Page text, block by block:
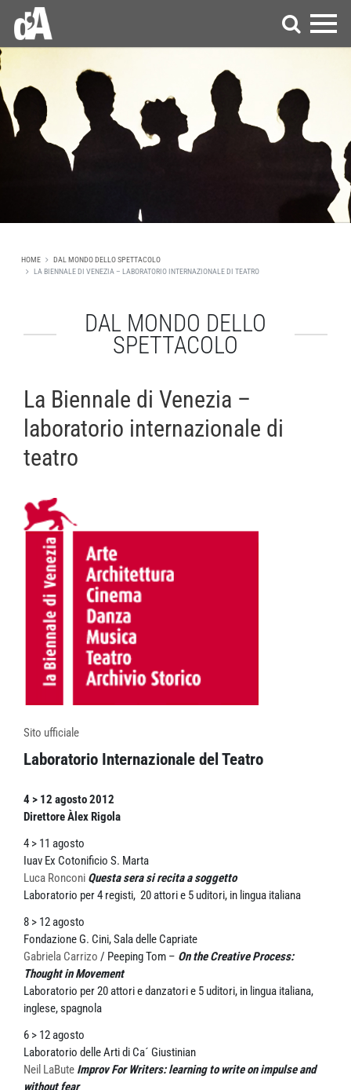
HOME
DAL MONDO DELLO SPETTACOLO
LA BIENNALE DI VENEZIA – LABORATORIO INTERNAZIONALE DI TEATRO
DAL MONDO DELLO
SPETTACOLO
La Biennale di Venezia –
laboratorio internazionale di
teatro
Sito ufficiale
Laboratorio Internazionale del Teatro
4 > 12 agosto 2012
Direttore Àlex Rigola
4 > 11 agosto
Iuav Ex Cotonificio S. Marta
Luca Ronconi Questa sera si recita a soggetto
Laboratorio per 4 registi, 20 attori e 5 uditori, in lingua italiana
8 > 12 agosto
Fondazione G. Cini, Sala delle Capriate
Gabriela Carrizo / Peeping Tom – On the Creative Process:
Thought in Movement
Laboratorio per 20 attori e danzatori e 5 uditori, in lingua italiana,
inglese, spagnola
6 > 12 agosto
Laboratorio delle Arti di Ca´ Giustinian
Neil LaBute Improv For Writers: learning to write on impulse and
without fear